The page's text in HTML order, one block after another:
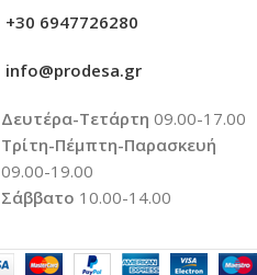
+30 6947726280
info@prodesa.gr
Δευτέρα-Τετάρτη 09.00-17.00
Τρίτη-Πέμπτη-Παρασκευή
09.00-19.00
Σάββατο 10.00-14.00